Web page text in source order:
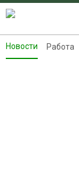
Новости
Новости Работа